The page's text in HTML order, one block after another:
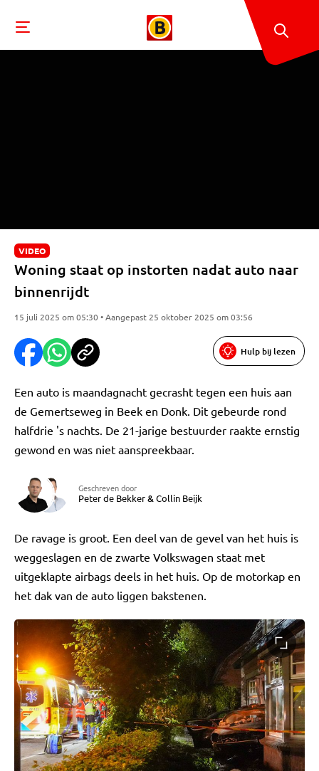
VIDEO
Woning staat op instorten nadat auto naar
binnenrijdt
15 juli 2025 om 05:30 • Aangepast 25 oktober 2025 om 03:56
Hulp bij lezen
Een auto is maandagnacht gecrasht tegen een huis aan
de Gemertseweg in Beek en Donk. Dit gebeurde rond
halfdrie 's nachts. De 21-jarige bestuurder raakte ernstig
gewond en was niet aanspreekbaar.
Geschreven door
Peter de Bekker&Collin Beijk
De ravage is groot. Een deel van de gevel van het huis is
weggeslagen en de zwarte Volkswagen staat met
uitgeklapte airbags deels in het huis. Op de motorkap en
het dak van de auto liggen bakstenen.